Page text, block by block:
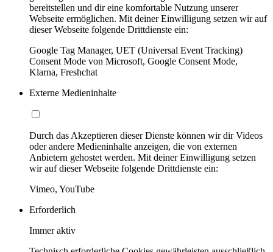
bereitstellen und dir eine komfortable Nutzung unserer
Webseite ermöglichen. Mit deiner Einwilligung setzen wir auf
dieser Webseite folgende Drittdienste ein:
Google Tag Manager, UET (Universal Event Tracking)
Consent Mode von Microsoft, Google Consent Mode,
Klarna, Freshchat
Externe Medieninhalte
Durch das Akzeptieren dieser Dienste können wir dir Videos
oder andere Medieninhalte anzeigen, die von externen
Anbietern gehostet werden. Mit deiner Einwilligung setzen
wir auf dieser Webseite folgende Drittdienste ein:
Vimeo, YouTube
Erforderlich
Immer aktiv